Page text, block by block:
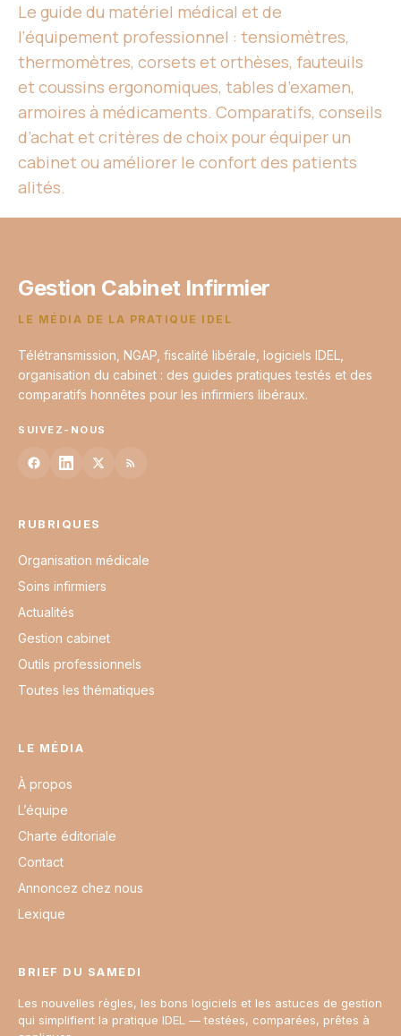
Le guide du matériel médical et de
l’équipement professionnel : tensiomètres,
thermomètres, corsets et orthèses, fauteuils
et coussins ergonomiques, tables d’examen,
armoires à médicaments. Comparatifs, conseils
d’achat et critères de choix pour équiper un
cabinet ou améliorer le confort des patients
alités.
Gestion Cabinet Infirmier
LE MÉDIA DE LA PRATIQUE IDEL
Télétransmission, NGAP, fiscalité libérale, logiciels IDEL,
organisation du cabinet : des guides pratiques testés et des
comparatifs honnêtes pour les infirmiers libéraux.
SUIVEZ-NOUS
RUBRIQUES
Organisation médicale
Soins infirmiers
Actualités
Gestion cabinet
Outils professionnels
Toutes les thématiques
LE MÉDIA
À propos
L’équipe
Charte éditoriale
Contact
Annoncez chez nous
Lexique
BRIEF DU SAMEDI
Les nouvelles règles, les bons logiciels et les astuces de gestion
qui simplifient la pratique IDEL — testées, comparées, prêtes à